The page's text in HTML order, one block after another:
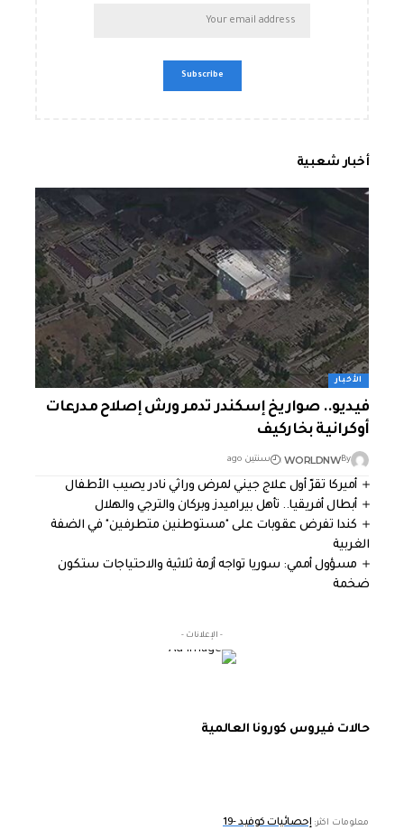
أخبار شعبية
الأخبار
فيديو.. صواريخ إسكندر تدمر ورش إصلاح مدرعات
أوكرانية بخاركيف
By
WORLDNW سنتين ago
أميركا تقرّ أول علاج جيني لمرض وراثي نادر يصيب الأطفال
أبطال أفريقيا.. تأهل بيراميدز وبركان والترجي والهلال
كندا تفرض عقوبات على "مستوطنين متطرفين" في الضفة
الغربية
مسؤول أممي: سوريا تواجه أزمة ثلاثية والاحتياجات ستكون
ضخمة
- الإعلانات -
حالات فيروس كورونا العالمية
معلومات اكثر: إحصائيات كوفيد -19